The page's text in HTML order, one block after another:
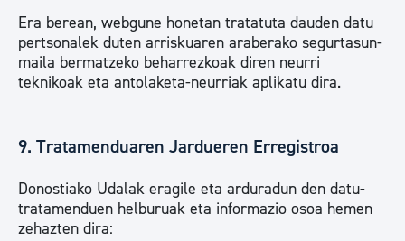
Era berean, webgune honetan tratatuta dauden datu
pertsonalek duten arriskuaren araberako segurtasun-
maila bermatzeko beharrezkoak diren neurri
teknikoak eta antolaketa-neurriak aplikatu dira.
9. Tratamenduaren Jardueren Erregistroa
Donostiako Udalak eragile eta arduradun den datu-
tratamenduen helburuak eta informazio osoa hemen
zehazten dira: